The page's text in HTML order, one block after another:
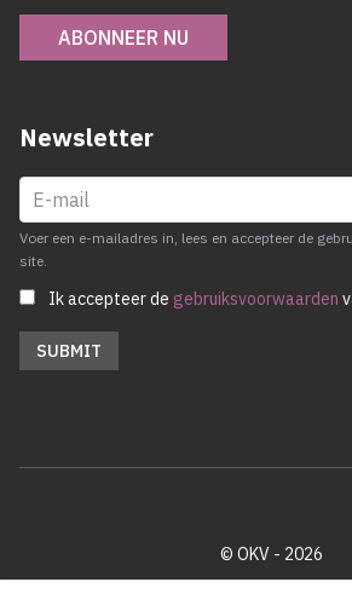
ABONNEER NU
Newsletter
Voer een e-mailadres in, lees en accepteer de
site.
Ik accepteer de gebruiksvoorwaarden
© OKV - 2026